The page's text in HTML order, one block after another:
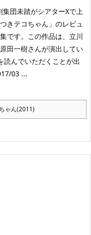
団未踏がシアターXで上
きテコちゃん」のレビュ
です。この作品は、立川
田一樹さんが演出してい
読んでいただくことが出
03 ...
ゃん(2011)